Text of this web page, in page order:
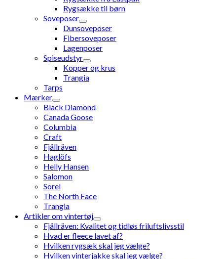
Rygsække til børn
Soveposer
Dunsoveposer
Fibersoveposer
Lagenposer
Spiseudstyr
Kopper og krus
Trangia
Tarps
Mærker
Black Diamond
Canada Goose
Columbia
Craft
Fjällräven
Haglöfs
Helly Hansen
Salomon
Sorel
The North Face
Trangia
Artikler om vintertøj
Fjällräven: Kvalitet og tidløs friluftslivsstil
Hvad er fleece lavet af?
Hvilken rygsæk skal jeg vælge?
Hvilken vinterjakke skal jeg vælge?